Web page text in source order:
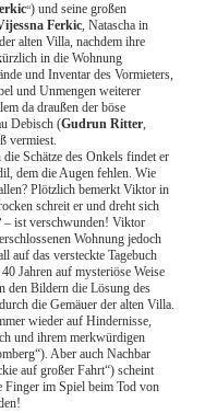
“) und seine großen
Ferkic, Natascha in
alten Villa, nachdem ihre
in die Wohnung
und Inventar des Vormieters,
und Unmengen weiterer
da draußen der böse
Debisch (Gudrun Ritter,
vermiest.
Schätze des Onkels findet er
dem die Augen fehlen. Wie
Plötzlich bemerkt Viktor in
schreit er und dreht sich
– ist verschwunden! Viktor
Wohnung jedoch
auf das versteckte Tagebuch
Jahren auf mysteriöse Weise
den Bildern die Lösung des
die Gemäuer der alten Villa.
wieder auf Hindernisse,
und ihrem merkwürdigen
Aber auch Nachbar
auf großer Fahrt“) scheint
Finger im Spiel beim Tod von